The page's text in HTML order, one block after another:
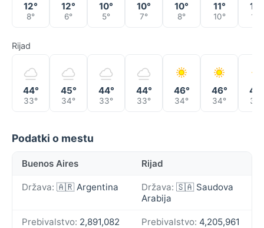
12°
8°
12°
6°
10°
5°
10°
7°
10°
8°
11°
10°
12°
10°
Rijad
44°
33°
45°
34°
44°
33°
44°
33°
46°
34°
46°
34° 33°
Podatki o mestu
Buenos Aires Rijad
Država: 🇦🇷 Argentina Država: 🇸🇦 Saudova
Arabija
Prebivalstvo: 2,891,082 Prebivalstvo: 4,205,961